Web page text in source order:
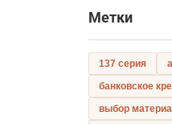
Метки
137 серия
банковское
выбор